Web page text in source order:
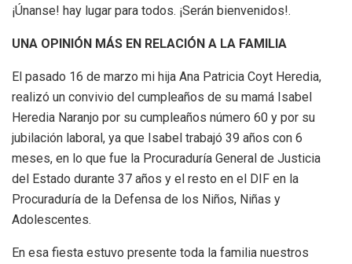
¡Únanse! hay lugar para todos. ¡Serán bienvenidos!.
UNA OPINIÓN MÁS EN RELACIÓN A LA FAMILIA
El pasado 16 de marzo mi hija Ana Patricia Coyt Heredia,
realizó un convivio del cumpleaños de su mamá Isabel
Heredia Naranjo por su cumpleaños número 60 y por su
jubilación laboral, ya que Isabel trabajó 39 años con 6
meses, en lo que fue la Procuraduría General de Justicia
del Estado durante 37 años y el resto en el DIF en la
Procuraduría de la Defensa de los Niños, Niñas y
Adolescentes.
En esa fiesta estuvo presente toda la familia nuestros